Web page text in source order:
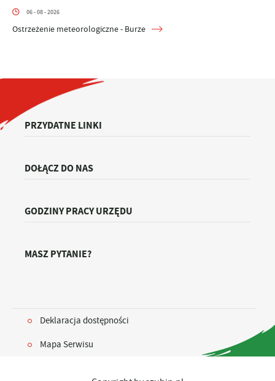
06 - 08 - 2026
Ostrzeżenie meteorologiczne - Burze
PRZYDATNE LINKI
DOŁĄCZ DO NAS
GODZINY PRACY URZĘDU
MASZ PYTANIE?
Deklaracja dostępności
Mapa Serwisu